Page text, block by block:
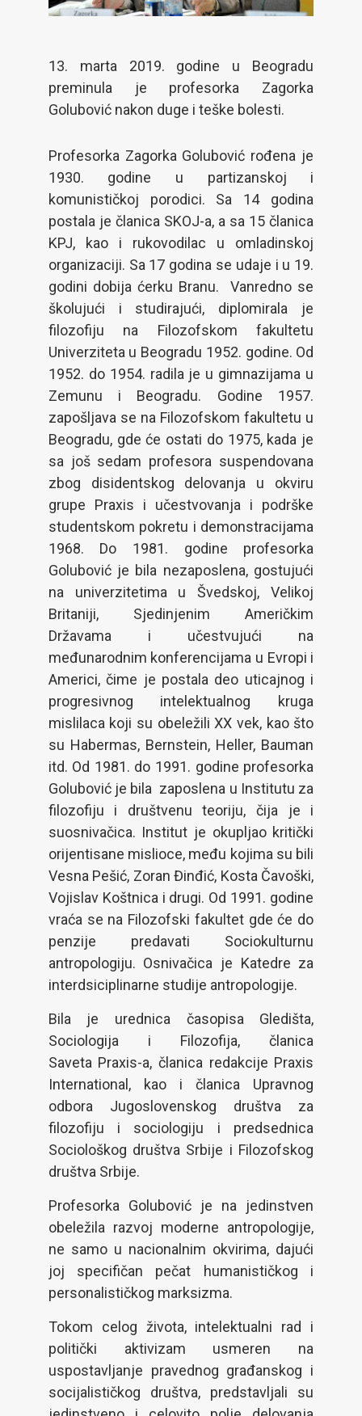
13. marta 2019. godine u Beogradu
preminula je profesorka Zagorka
Golubović nakon duge i teške bolesti.
Profesorka Zagorka Golubović rođena je
1930. godine u partizanskoj i
komunističkoj porodici. Sa 14 godina
postala je članica SKOJ-a, a sa 15 članica
KPJ, kao i rukovodilac u omladinskoj
organizaciji. Sa 17 godina se udaje i u 19.
godini dobija ćerku Branu. Vanredno se
školujući i studirajući, diplomirala je
filozofiju na Filozofskom fakultetu
Univerziteta u Beogradu 1952. godine. Od
1952. do 1954. radila je u gimnazijama u
Zemunu i Beogradu. Godine 1957.
zapošljava se na Filozofskom fakultetu u
Beogradu, gde će ostati do 1975, kada je
sa još sedam profesora suspendovana
zbog disidentskog delovanja u okviru
grupe Praxis i učestvovanja i podrške
studentskom pokretu i demonstracijama
1968. Do 1981. godine profesorka
Golubović je bila nezaposlena, gostujući
na univerzitetima u Švedskoj, Velikoj
Britaniji, Sjedinjenim Američkim
Državama i učestvujući na
međunarodnim konferencijama u Evropi i
Americi, čime je postala deo uticajnog i
progresivnog intelektualnog kruga
mislilaca koji su obeležili XX vek, kao što
su Habermas, Bernstein, Heller, Bauman
itd. Od 1981. do 1991. godine profesorka
Golubović je bila zaposlena u Institutu za
filozofiju i društvenu teoriju, čija je i
suosnivačica. Institut je okupljao kritički
orijentisane mislioce, među kojima su bili
Vesna Pešić, Zoran Đinđić, Kosta Čavoški,
Vojislav Koštnica i drugi. Od 1991. godine
vraća se na Filozofski fakultet gde će do
penzije predavati Sociokulturnu
antropologiju. Osnivačica je Katedre za
interdsiciplinarne studije antropologije.
Bila je urednica časopisa Gledišta,
Sociologija i Filozofija, članica
Saveta Praxis-a, članica redakcije Praxis
International, kao i članica Upravnog
odbora Jugoslovenskog društva za
filozofiju i sociologiju i predsednica
Sociološkog društva Srbije i Filozofskog
društva Srbije.
Profesorka Golubović je na jedinstven
obeležila razvoj moderne antropologije,
ne samo u nacionalnim okvirima, dajući
joj specifičan pečat humanističkog i
personalističkog marksizma.
Tokom celog života, intelektualni rad i
politički aktivizam usmeren na
uspostavljanje pravednog građanskog i
socijalističkog društva, predstavljali su